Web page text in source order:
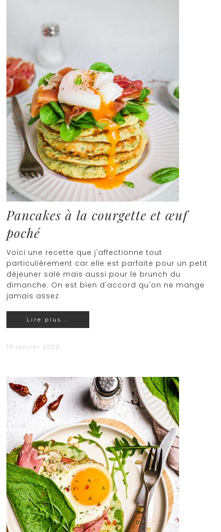
Pancakes à la courgette et œuf
poché
Voici une recette que j'affectionne tout
particulièrement car elle est parfaite pour un petit
déjeuner salé mais aussi pour le brunch du
dimanche. On est bien d'accord qu'on ne mange
jamais assez
Lire plus...
19 janvier 2022